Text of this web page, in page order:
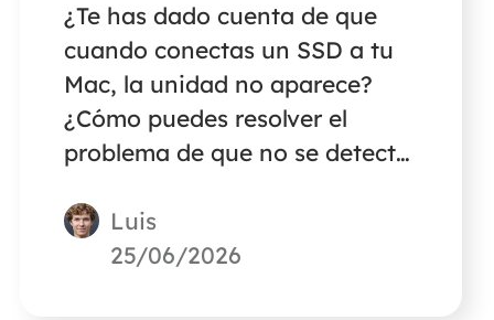
¿Te has dado cuenta de que
cuando conectas un SSD a tu
Mac, la unidad no aparece?
¿Cómo puedes resolver el
problema de que no se detecte
continuación encontrarás la
solución. Utiliza el software de
Luis
25/06/2026